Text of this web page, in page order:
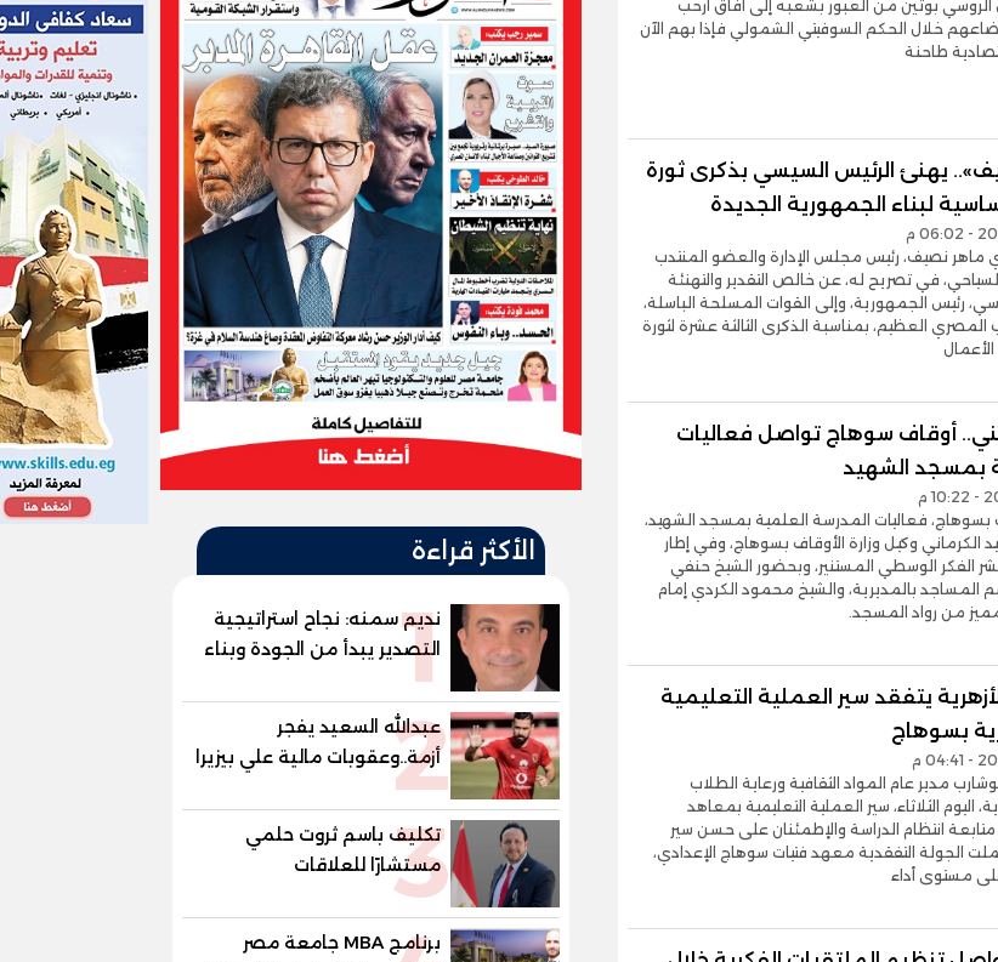
الروسي بوتين من العبور بشعبه إلى آفاق أرحب
خلال الحكم السوفيتي الشمولي فإذا بهم الآن
طاحنة
يهنئ الرئيس السيسي بذكرى ثورة
ماهر نصيف، رئيس مجلس الإدارة والعضو المنتدب
في تصريح له، عن خالص التقدير والتهنئة
رئيس الجمهورية، وإلى القوات المسلحة الباسلة،
العظيم، بمناسبة الذكرى الثالثة عشرة لثورة
أوقاف سوهاج تواصل فعاليات
بمسجد الشهيد
بسوهاج، فعاليات المدرسة العلمية بمسجد الشهيد،
الكرماني وكيل وزارة الأوقاف بسوهاج، وفي إطار
الفكر الوسطي المستنير، وبحضور الشيخ حنفي
بالمديرية، والشيخ محمود الكردي إمام
من رواد المسجد.
يتفقد سير العملية التعليمية
بسوهاج
مدير عام المواد الثقافية ورعاية الطلاب
اليوم الثلاثاء، سير العملية التعليمية بمعاهد
انتظام الدراسة والإطمئنان على حسن سير
الجولة التفقدية معهد فتيات سوهاج الإعدادي،
مستوى أداء
الأكثر قراءة
1
نديم سمنه: نجاح استراتيجية
التصدير يبدأ من الجودة وبناء
الثقة في شعار "صنع في
مصر"
2
عبدالله السعيد يفجر
أزمة..وعقوبات مالية علي بيزيرا
وبانزا
3
تكليف باسم ثروت حلمي
مستشارًا للعلاقات
الدبلوماسية وعضوًا بالهيئة
«جاد جمينت يوإن»
برنامج MBA جامعة مصر